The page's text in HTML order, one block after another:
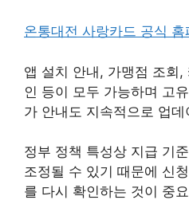
온통대전 사랑카드 공식 홈
앱 설치 안내, 가맹점 조회
인 등이 모두 가능하며 고
가 안내도 지속적으로 업
정부 정책 특성상 지급 기
조정될 수 있기 때문에 신
를 다시 확인하는 것이 중